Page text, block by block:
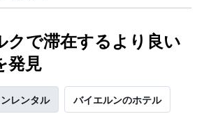
クで滞在するより良い
発見
レンタル バイエルンのホテル